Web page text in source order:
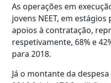
As operações em
jovens NEET, em
apoios à contratação,
respetivamente, 68% e
para 2018.
Já o montante da